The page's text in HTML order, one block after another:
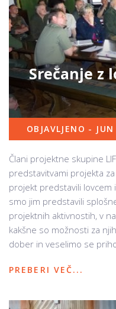
Srečanje z
OBJAVLJENO -
Člani projektne skupine
predstavitvami projekta
projekt predstavili lovcem
smo jim predstavili
projektnih aktivnostih, v
kakšne so možnosti za
dober in veselimo se
PREBERI VEČ...